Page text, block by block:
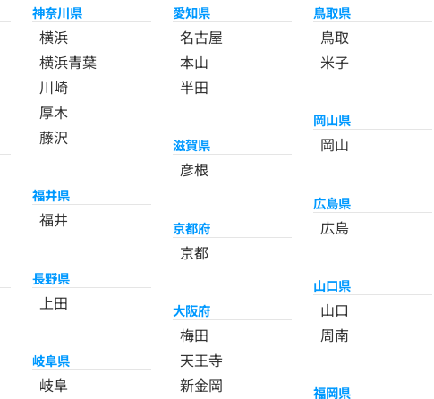
神奈川県
横浜
横浜青葉
川崎
厚木
藤沢
福井県
福井
長野県
上田
岐阜県
岐阜
愛知県
名古屋
本山
半田
滋賀県
彦根
京都府
京都
大阪府
梅田
天王寺
新金岡
鳥取県
鳥取
米子
岡山県
岡山
広島県
広島
山口県
山口
周南
福岡県